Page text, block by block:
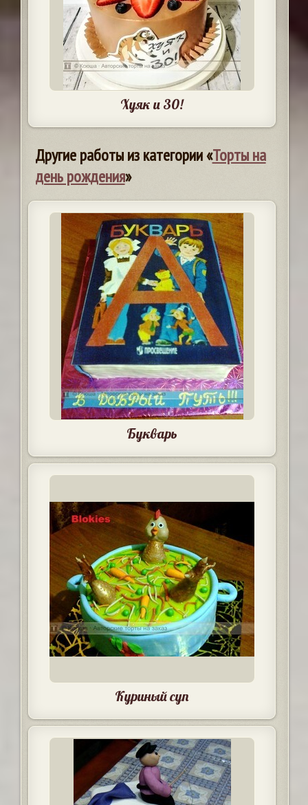
Хуяк и 30!
Другие работы из категории «Торты на
день рождения»
Букварь
Куриный суп